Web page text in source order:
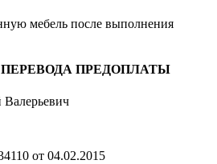
мебель после выполнения
ПРЕДОПЛАТЫ
от 04.02.2015